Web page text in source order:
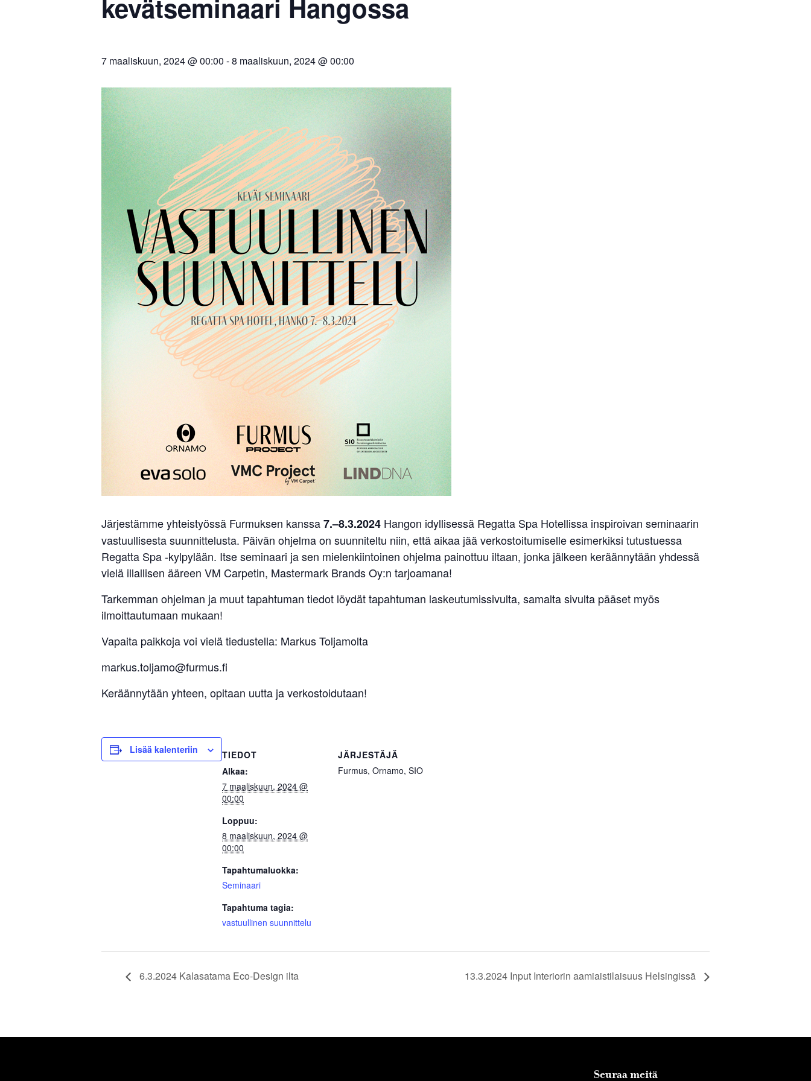
kevätseminaari Hangossa
7 maaliskuun, 2024 @ 00:00 -8 maaliskuun, 2024 @ 00:00
Järjestämme yhteistyössä Furmuksen kanssa7.–8.3.2024 Hangon idyllisessä Regatta Spa Hotellissa inspiroivan seminaarin
vastuullisesta suunnittelusta. Päivän ohjelma on suunniteltu niin, että aikaa jää verkostoitumiselle esimerkiksi tutustuessa
Regatta Spa -kylpylään. Itse seminaari ja sen mielenkiintoinen ohjelma painottuu iltaan, jonka jälkeen keräännytään yhdessä
vielä illallisen ääreen VM Carpetin, Mastermark Brands Oy:n tarjoamana!
Tarkemman ohjelman ja muut tapahtuman tiedot löydät tapahtuman laskeutumissivulta, samalta sivulta pääset myös
ilmoittautumaan mukaan!
Vapaita paikkoja voi vielä tiedustella: Markus Toljamolta
markus.toljamo@furmus.fi
Keräännytään yhteen, opitaan uutta ja verkostoidutaan!
Lisää kalenteriin
TIEDOT
Alkaa:
7 maaliskuun, 2024 @
00:00
Loppuu:
8 maaliskuun, 2024 @
00:00
Tapahtumaluokka:
Seminaari
Tapahtuma tagia:
vastuullinen suunnittelu
JÄRJESTÄJÄ
Furmus, Ornamo, SIO
6.3.2024 Kalasatama Eco-Design ilta 13.3.2024 Input Interiorin aamiaistilaisuus Helsingissä
Seuraa meitä